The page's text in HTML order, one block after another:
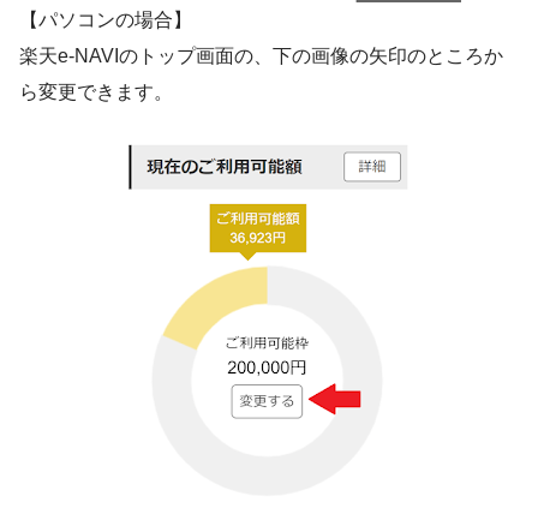
【パソコンの場合】
楽天e-NAVIのトップ画面の、下の画像の矢印のところか
ら変更できます。